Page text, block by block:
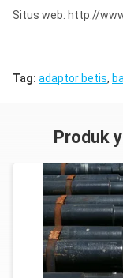
Situs web: http://
Tag: adaptor betis,
Produk